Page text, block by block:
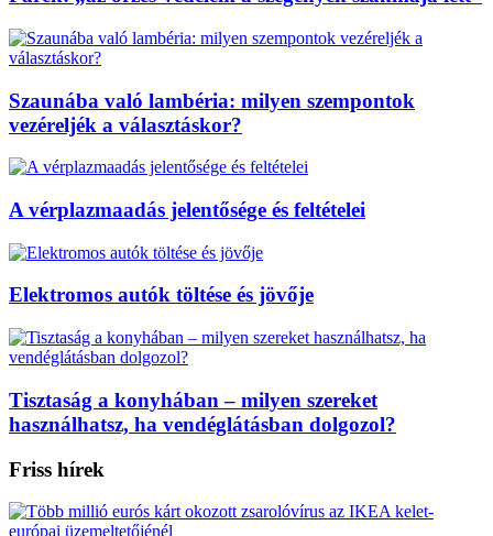
Szaunába való lambéria: milyen szempontok
vezéreljék a választáskor?
A vérplazmaadás jelentősége és feltételei
Elektromos autók töltése és jövője
Tisztaság a konyhában – milyen szereket
használhatsz, ha vendéglátásban dolgozol?
Friss hírek